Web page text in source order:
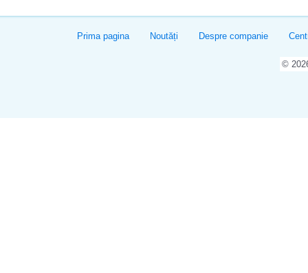
Prima pagina Noutăți Despre companie
©